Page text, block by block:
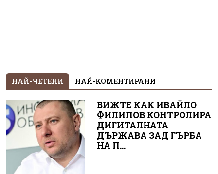
НАЙ-ЧЕТЕНИ НАЙ-КОМЕНТИРАНИ
ВИЖТЕ КАК ИВАЙЛО
ФИЛИПОВ КОНТРОЛИРА
ДИГИТАЛНАТА
ДЪРЖАВА ЗАД ГЪРБА
НА П...